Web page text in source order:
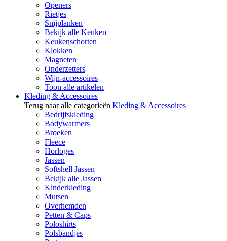
Openers
Rietjes
Snijplanken
Bekijk alle Keuken
Keukenschorten
Klokken
Magneten
Onderzetters
Wijn-accessoires
Toon alle artikelen
Kleding & Accessoires
Terug naar alle categorieën Kleding & Accessoires
Bedrijfskleding
Bodywarmers
Broeken
Fleece
Horloges
Jassen
Softshell Jassen
Bekijk alle Jassen
Kinderkleding
Mutsen
Overhemden
Petten & Caps
Poloshirts
Polsbandjes